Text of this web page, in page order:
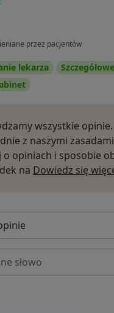
przez pacjentów
lekarza
wszystkie
z naszymi
o opiniach i sposobie
na Dowiedz się